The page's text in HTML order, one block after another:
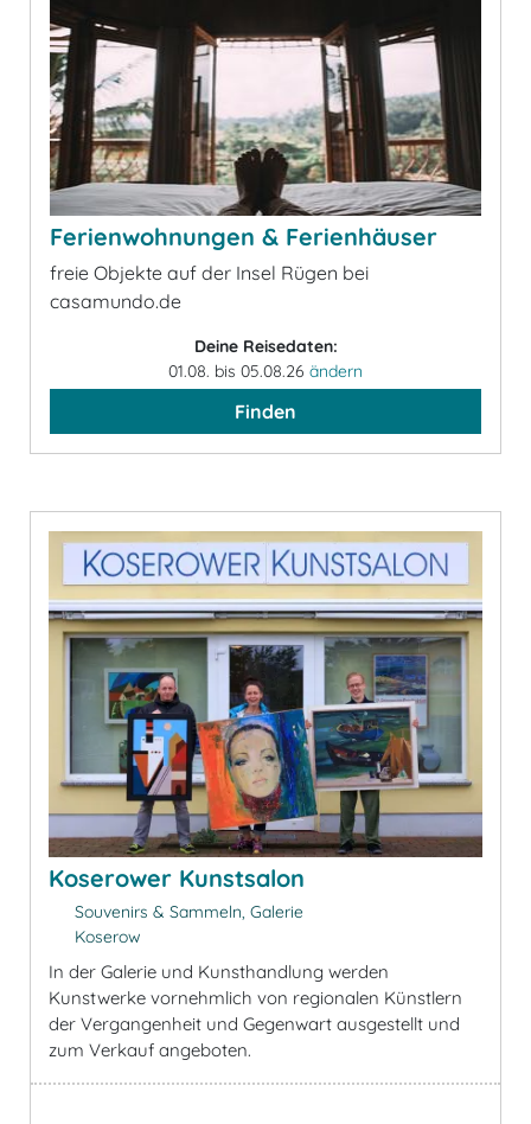
Ferienwohnungen & Ferienhäuser
freie Objekte auf der Insel Rügen bei
casamundo.de
Deine Reisedaten:
01.08. bis 05.08.26 ändern
Finden
Koserower Kunstsalon
Souvenirs & Sammeln, Galerie
Koserow
In der Galerie und Kunsthandlung werden
Kunstwerke vornehmlich von regionalen Künstlern
der Vergangenheit und Gegenwart ausgestellt und
zum Verkauf angeboten.